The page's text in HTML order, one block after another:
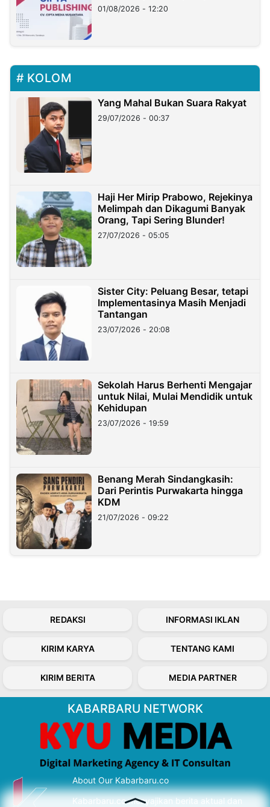
01/08/2026 - 12:20
KOLOM
Yang Mahal Bukan Suara Rakyat
29/07/2026 - 00:37
Haji Her Mirip Prabowo, Rejekinya
Melimpah dan Dikagumi Banyak
Orang, Tapi Sering Blunder!
27/07/2026 - 05:05
Sister City: Peluang Besar, tetapi
Implementasinya Masih Menjadi
Tantangan
23/07/2026 - 20:08
Sekolah Harus Berhenti Mengajar
untuk Nilai, Mulai Mendidik untuk
Kehidupan
23/07/2026 - 19:59
Benang Merah Sindangkasih:
Dari Perintis Purwakarta hingga
KDM
21/07/2026 - 09:22
REDAKSI INFORMASI IKLAN
KIRIM KARYA TENTANG KAMI
KIRIM BERITA MEDIA PARTNER
KABARBARU NETWORK
About Our Kabarbaru.co
Kabarbaru.co menyajikan berita aktual dan